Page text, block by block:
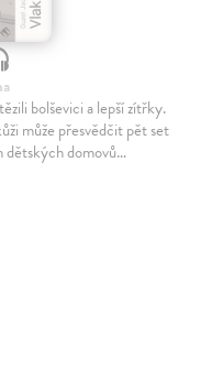
bolševici a lepší zítřky.
může přesvědčit pět set
dětských domovů…